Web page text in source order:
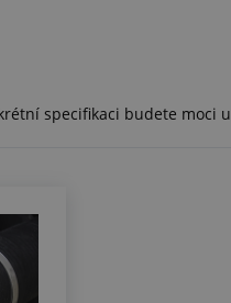
specifikaci budete moci